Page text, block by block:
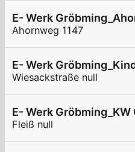
E- Werk
Ahornweg 1147
E- Werk
Wiesackstraße null
E- Werk Gröbming_KW
Fleiß null